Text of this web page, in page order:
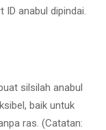
ID anabul dipindai.
silsilah anabul
baik untuk
ras. (Catatan: